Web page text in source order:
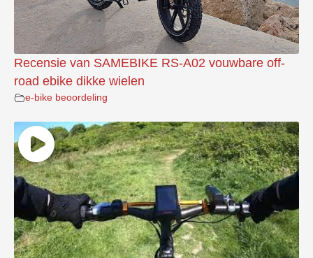
Recensie van SAMEBIKE RS-A02 vouwbare off-
road ebike dikke wielen
e-bike beoordeling